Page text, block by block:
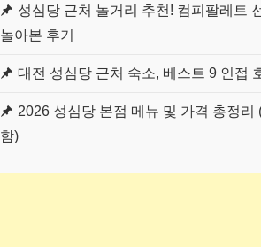
성심당 근처 놀거리 추천! 컴피팔레트
놀아본 후기
대전 성심당 근처 숙소, 베스트 9 인접
2026 성심당 본점 메뉴 및 가격 총정리
함)